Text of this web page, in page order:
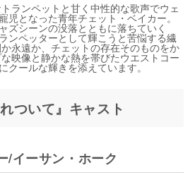
ランペットと甘く中性的な歌声でウェ
児となった青年チェット・ベイカー。
ズシーンの没落とともに落ちていく
ンペッターとして輝こうと苦悩する繊
永遠か、チェットの存在そのものをか
映像と静かな熱を帯びたウエストコー
クールな輝きを添えています。
ついて』キャスト
/イーサン・ホーク